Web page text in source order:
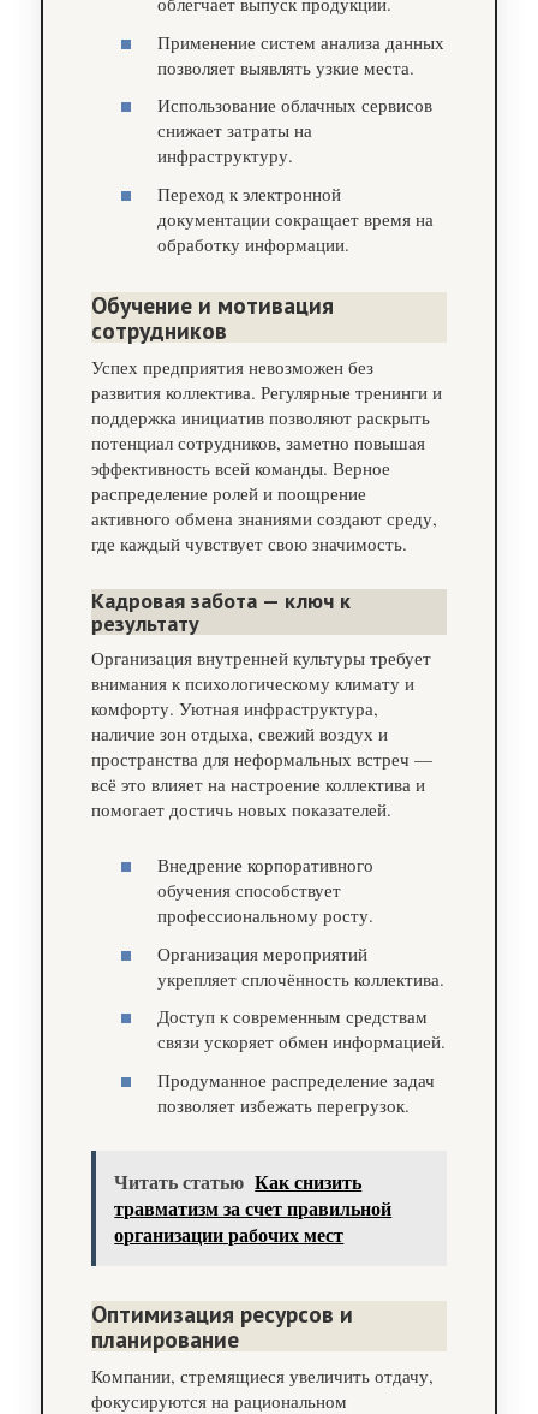
Применение систем анализа данных
позволяет выявлять узкие места.
Использование облачных сервисов
снижает затраты на
инфраструктуру.
Переход к электронной
документации сокращает время на
обработку информации.
Обучение и мотивация
сотрудников
Успех предприятия невозможен без
развития коллектива. Регулярные тренинги и
поддержка инициатив позволяют раскрыть
потенциал сотрудников, заметно повышая
эффективность всей команды. Верное
распределение ролей и поощрение
активного обмена знаниями создают среду,
где каждый чувствует свою значимость.
Кадровая забота — ключ к
результату
Организация внутренней культуры требует
внимания к психологическому климату и
комфорту. Уютная инфраструктура,
наличие зон отдыха, свежий воздух и
пространства для неформальных встреч —
всё это влияет на настроение коллектива и
помогает достичь новых показателей.
Внедрение корпоративного
обучения способствует
профессиональному росту.
Организация мероприятий
укрепляет сплочённость коллектива.
Доступ к современным средствам
связи ускоряет обмен информацией.
Продуманное распределение задач
позволяет избежать перегрузок.
Читать статью Как снизить
травматизм за счет правильной
организации рабочих мест
Оптимизация ресурсов и
планирование
Компании, стремящиеся увеличить отдачу,
фокусируются на рациональном